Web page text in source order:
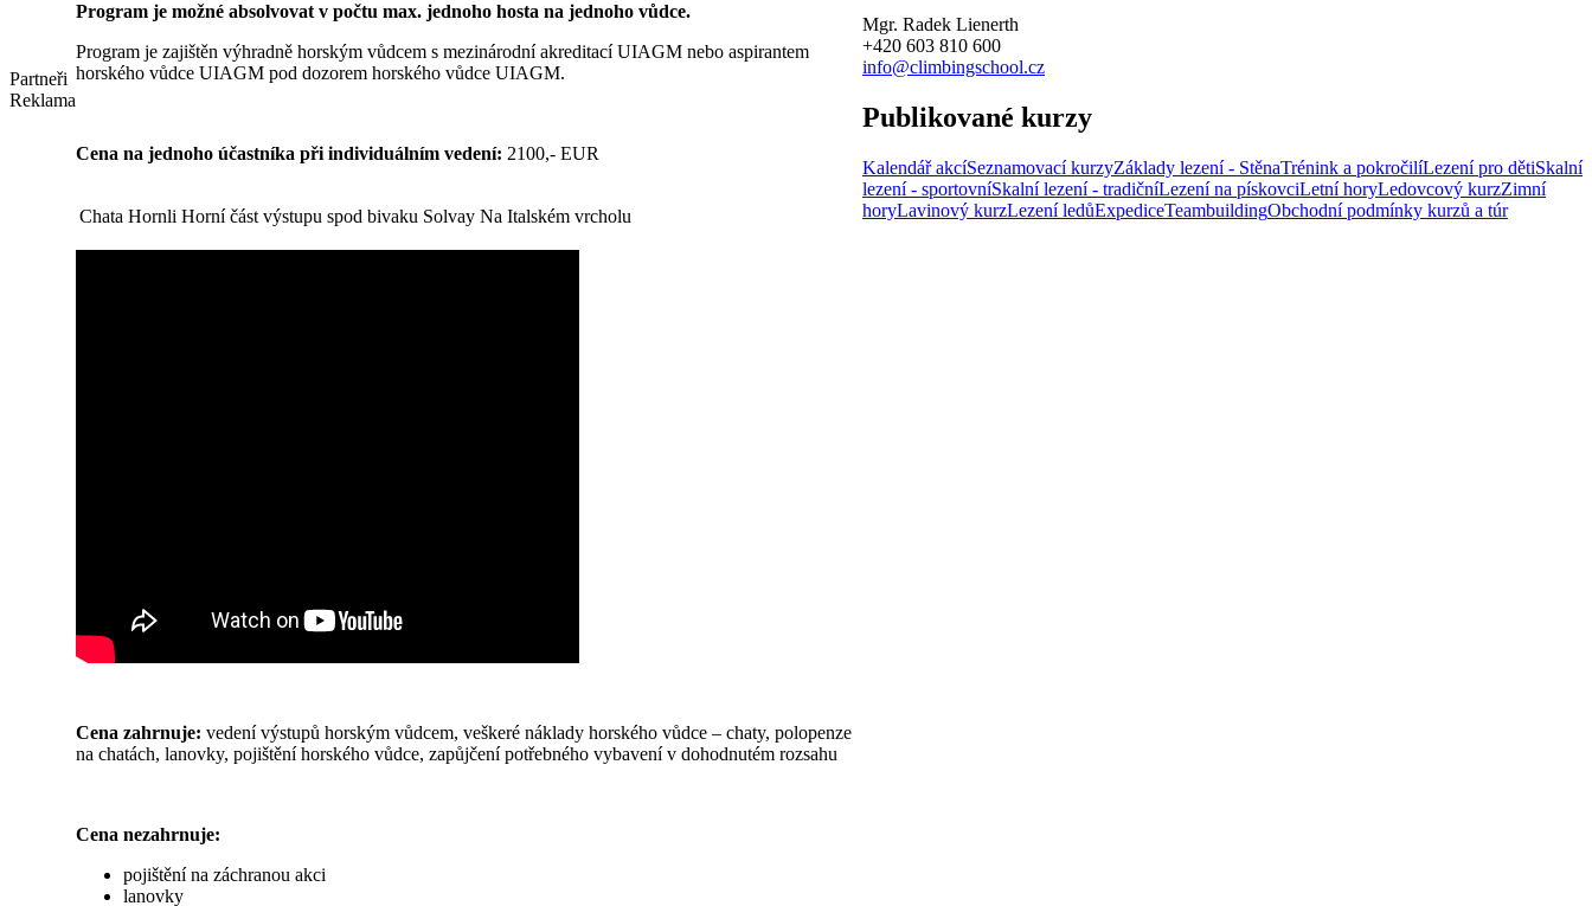
Partneři
Reklama
Program je možné absolvovat v počtu max. jednoho hosta na jednoho vůdce.
Program je zajištěn výhradně horským vůdcem s mezinárodní akreditací UIAGM nebo aspirantem
horského vůdce UIAGM pod dozorem horského vůdce UIAGM.
Cena na jednoho účastníka při individuálním vedení: 2100,- EUR
Chata Hornli Horní část výstupu spod bivaku Solvay Na Italském vrcholu
Cena zahrnuje: vedení výstupů horským vůdcem, veškeré náklady horského vůdce – chaty, polopenze
na chatách, lanovky, pojištění horského vůdce, zapůjčení potřebného vybavení v dohodnutém rozsahu
Cena nezahrnuje:
pojištění na záchranou akci
lanovky
Mgr. Radek Lienerth
+420 603 810 600
info@climbingschool.cz
Publikované kurzy
Kalendář akcíSeznamovací kurzyZáklady lezení - StěnaTrénink a pokročilíLezení pro dětiSkalní
lezení - sportovníSkalní lezení - tradičníLezení na pískovciLetní horyLedovcový kurzZimní
horyLavinový kurzLezení ledůExpediceTeambuildingObchodní podmínky kurzů a túr